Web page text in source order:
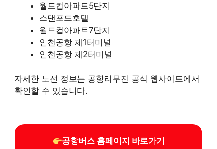
월드컵아파트5단지
스탠포드호텔​
월드컵아파트7단지
인천공항 제1터미널​
인천공항 제2터미널​
자세한 노선 정보는 공항리무진 공식 웹사이트에서
확인할 수 있습니다.
공항버스 홈페이지 바로가기